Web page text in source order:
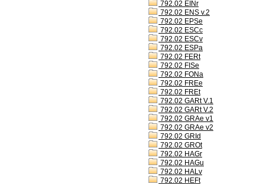
792.02 EINr
792.02 ENS v.2
792.02 EPSe
792.02 ESCc
792.02 ESCv
792.02 ESPa
792.02 FERt
792.02 FISe
792.02 FONa
792.02 FREe
792.02 FREt
792.02 GARt V.1
792.02 GARt V.2
792.02 GRAe v1
792.02 GRAe v2
792.02 GRId
792.02 GROt
792.02 HAGr
792.02 HAGu
792.02 HALv
792.02 HEFt